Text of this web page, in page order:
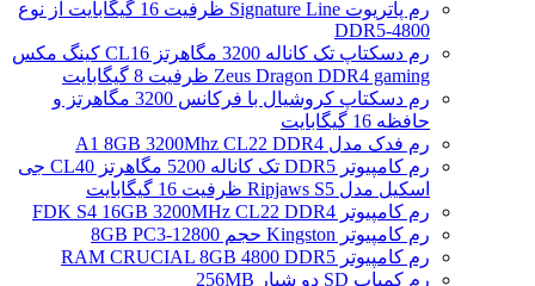
رم پاتریوت Signature Line ظرفیت 16 گیگابایت از نوع
DDR5-4800
رم دسکتاپ تک کاناله 3200 مگاهرتز CL16 کینگ مکس
Zeus Dragon DDR4 gaming ظرفیت 8 گیگابایت
رم دسکتاپ کروشیال با فرکانس 3200 مگاهرتز و
حافظه 16 گیگابایت
رم فدک مدل A1 8GB 3200Mhz CL22 DDR4
رم کامپیوتر DDR5 تک کاناله 5200 مگاهرتز CL40 جی
اسکیل مدل Ripjaws S5 ظرفیت 16 گیگابایت
رم کامپیوتر FDK S4 16GB 3200MHz CL22 DDR4
رم کامپیوتر Kingston حجم 8GB PC3-12800
رم کامپیوتر RAM CRUCIAL 8GB 4800 DDR5
رم کمیاب SD دو شیار 256MB